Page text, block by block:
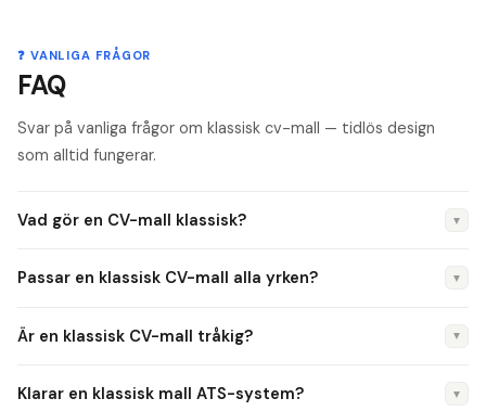
❓ VANLIGA FRÅGOR
FAQ
Svar på vanliga frågor om klassisk cv-mall — tidlös design
som alltid fungerar.
Vad gör en CV-mall klassisk? ▼
grafiska distraktioner. En kolumn, standardrubriker och
Passar en klassisk CV-mall alla yrken? ▼
erfarenhetsnivåer. Den är särskilt bra för offentlig sektor,
tech och startup.
Är en klassisk CV-mall tråkig? ▼
ser professionell ut utan att vara flashig. Rekryterare
Klarar en klassisk mall ATS-system? ▼